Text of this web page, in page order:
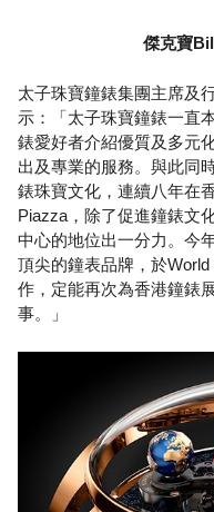
傑克寶
太子珠寶鐘錶集團主席及
示：「太子珠寶鐘錶一直
錶愛好者介紹優質及多元
出及專業的服務。與此同
錶珠寶文化，連續八年在
Piazza，除了促進鐘錶文
中心的地位出一分力。今
頂尖的鐘表品牌，於
作，定能再次為香港鐘錶
事。」